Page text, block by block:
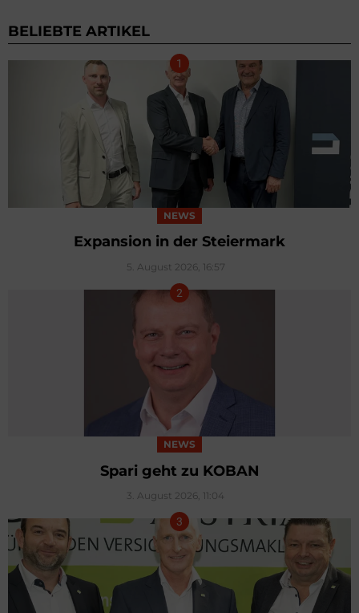
BELIEBTE ARTIKEL
NEWS
Expansion in der Steiermark
5. August 2026, 16:57
NEWS
Spari geht zu KOBAN
3. August 2026, 11:04